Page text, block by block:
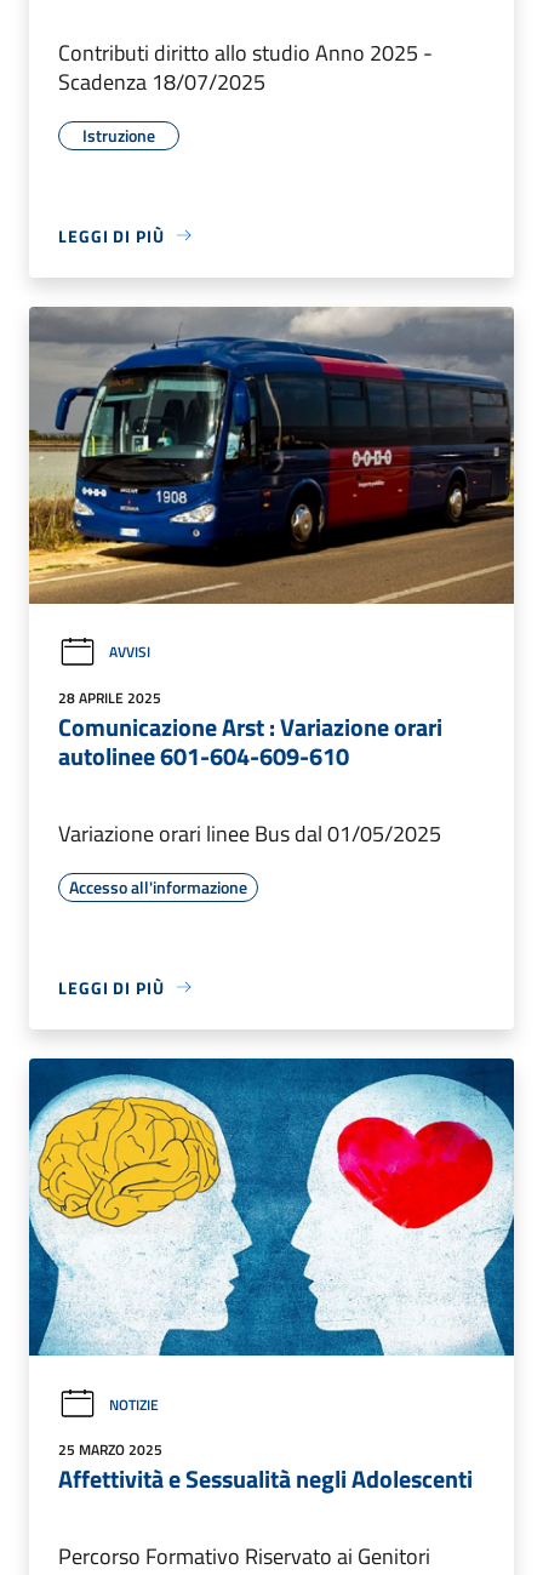
Contributi diritto allo studio Anno 2025 -
Scadenza 18/07/2025
Istruzione
LEGGI DI PIÙ
AVVISI
28 APRILE 2025
Comunicazione Arst : Variazione orari
autolinee 601-604-609-610
Variazione orari linee Bus dal 01/05/2025
Accesso all'informazione
LEGGI DI PIÙ
NOTIZIE
25 MARZO 2025
Affettività e Sessualità negli Adolescenti
Percorso Formativo Riservato ai Genitori